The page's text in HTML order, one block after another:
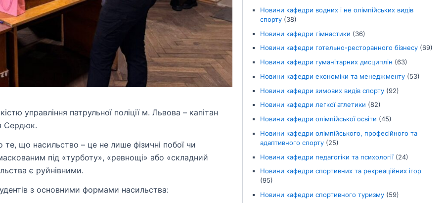
управління патрульної поліції м. Львова – капітан
Сердюк.
що насильство – це не лише фізичні побої чи
під «турботу», «ревнощі» або «складний
є руйнівними.
з основними формами насильства:
Новини кафедри водних і не олімпійських видів
спорту(38)
Новини кафедри гімнастики (36)
Новини кафедри готельно-ресторанного бізнесу(69)
Новини кафедри гуманітарних дисциплін (63)
Новини кафедри економіки та менеджменту(53)
Новини кафедри зимових видів спорту(92)
Новини кафедри легкої атлетики (82)
Новини кафедри олімпійської освіти (45)
Новини кафедри олімпійського, професійного та
адаптивного спорту(25)
Новини кафедри педагогіки та психології(24)
Новини кафедри спортивних та рекреаційних ігор
(95)
Новини кафедри спортивного туризму(59)